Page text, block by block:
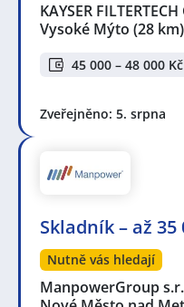
KAYSER
Vysoké Mýto (28 km)
45 000 – 48 000 Kč
Zveřejněno: 5. srpna
Skladník – až 35
Nutně vás hledají
ManpowerGroup